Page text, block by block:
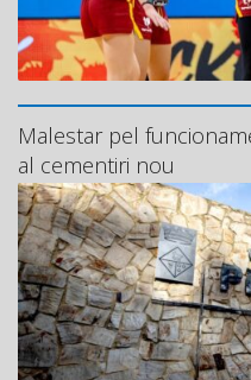
Malestar pel
al cementiri nou